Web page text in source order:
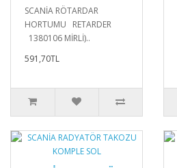
SCANİA RÖTARDAR
HORTUMU RETARDER
1380106 MİRLİ)..
591,70TL